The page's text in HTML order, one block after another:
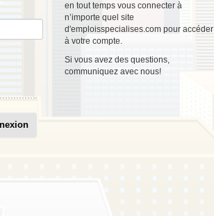
en tout temps vous connecter à
n’importe quel site
d'emploisspecialises.com pour accéder
à votre compte.
Si vous avez des questions,
communiquez avec nous!